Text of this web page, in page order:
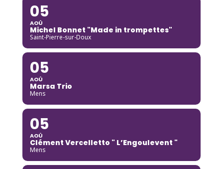
05
AOÛ
Michel Bonnet "Made in trompettes"
Saint-Pierre-sur-Doux
05
AOÛ
Marsa Trio
Mens
05
AOÛ
Clément Vercelletto " L’Engoulevent "
Mens